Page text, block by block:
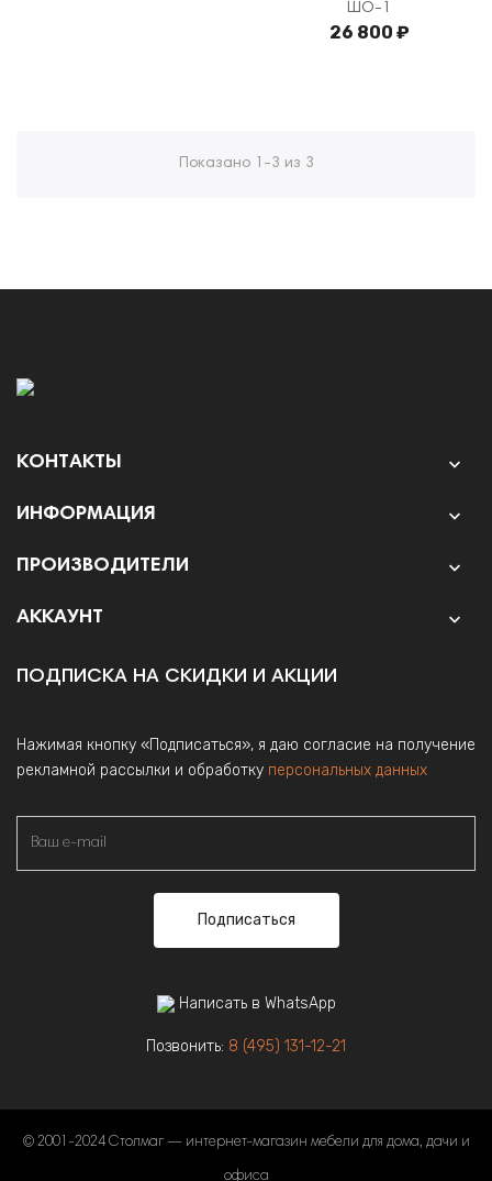
ШО-1
26 800 ₽
Показано 1-3 из 3
КОНТАКТЫ 
ИНФОРМАЦИЯ 
ПРОИЗВОДИТЕЛИ 
АККАУНТ 
ПОДПИСКА НА СКИДКИ И АКЦИИ
Нажимая кнопку «Подписаться», я даю согласие на получение
рекламной рассылки и обработку персональных данных
Подписаться
Написать в WhatsApp
Позвонить: 8 (495) 131-12-21
© 2001-2024 Столмаг — интернет-магазин мебели для дома, дачи и
офиса